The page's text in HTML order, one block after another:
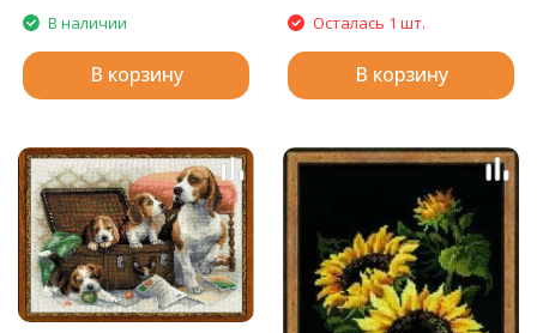
В наличии
В корзину
Осталась 1 шт.
В корзину